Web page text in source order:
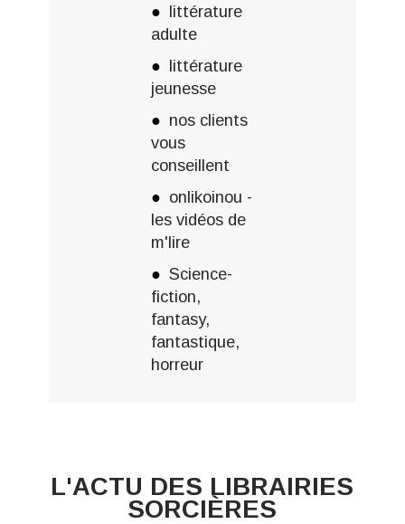
littérature
adulte
littérature
jeunesse
nos clients
vous
conseillent
onlikoinou -
les vidéos de
m'lire
Science-
fiction,
fantasy,
fantastique,
horreur
L'ACTU DES LIBRAIRIES
SORCIÈRES